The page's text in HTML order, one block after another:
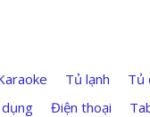
Tủ lạnh Tủ
Điện thoại